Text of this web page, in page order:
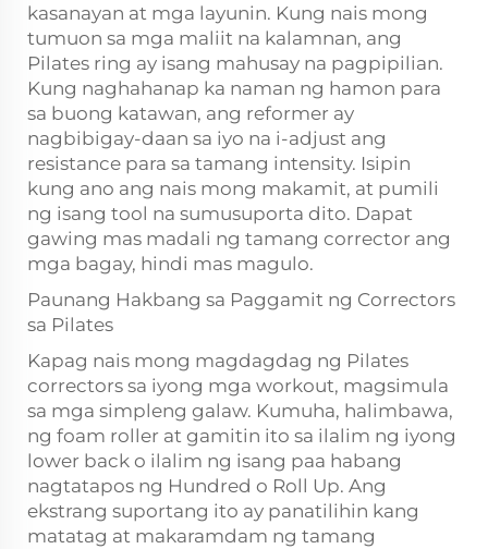
kasanayan at mga layunin. Kung nais mong
tumuon sa mga maliit na kalamnan, ang
Pilates ring ay isang mahusay na pagpipilian.
Kung naghahanap ka naman ng hamon para
sa buong katawan, ang reformer ay
nagbibigay-daan sa iyo na i-adjust ang
resistance para sa tamang intensity. Isipin
kung ano ang nais mong makamit, at pumili
ng isang tool na sumusuporta dito. Dapat
gawing mas madali ng tamang corrector ang
mga bagay, hindi mas magulo.
Paunang Hakbang sa Paggamit ng Correctors
sa Pilates
Kapag nais mong magdagdag ng Pilates
correctors sa iyong mga workout, magsimula
sa mga simpleng galaw. Kumuha, halimbawa,
ng foam roller at gamitin ito sa ilalim ng iyong
lower back o ilalim ng isang paa habang
nagtatapos ng Hundred o Roll Up. Ang
ekstrang suportang ito ay panatilihin kang
matatag at makaramdam ng tamang